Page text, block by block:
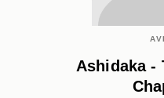
Ashidaka -